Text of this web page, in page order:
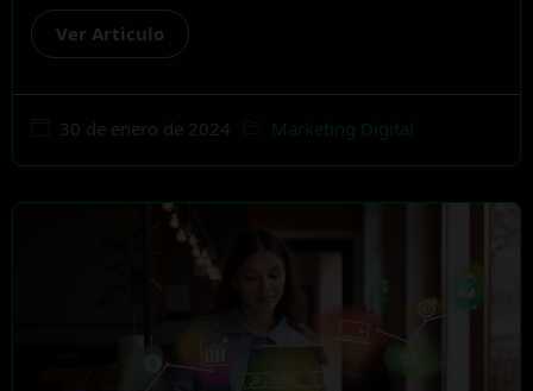
30 de enero de 2024 Marketing Digital
Ver Articulo